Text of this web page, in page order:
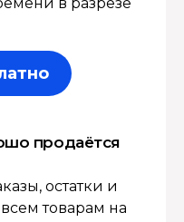
продаётся
остатки и
товарам на